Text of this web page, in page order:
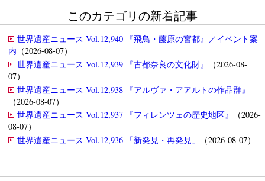
このカテゴリの新着記事
世界遺産ニュース Vol.12,940 『飛鳥・藤原の宮都』／イベント案
内 （2026-08-07）
世界遺産ニュース Vol.12,939 『古都奈良の文化財』
（2026-08-
07）
世界遺産ニュース Vol.12,938 『アルヴァ・アアルトの作品群』
（2026-08-07）
世界遺産ニュース Vol.12,937 『フィレンツェの歴史地区』
（2026-
08-07）
世界遺産ニュース Vol.12,936 「新発見・再発見」
（2026-08-07）